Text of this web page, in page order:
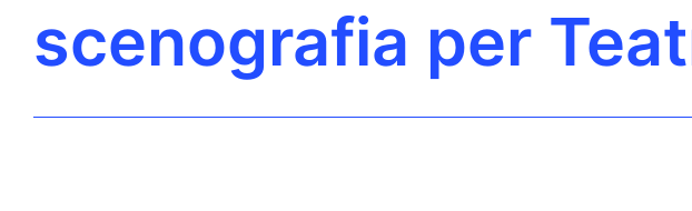
scenografia per